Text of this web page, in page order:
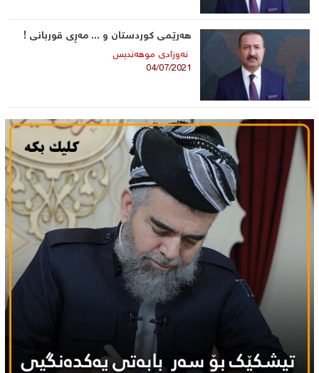
هەرێمی كوردستان و ... مەڕی قوربانی !
نه‌وزادی‌ موهه‌ندیس
04/07/2021